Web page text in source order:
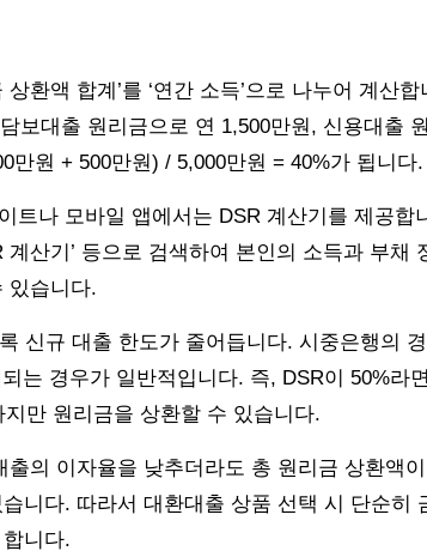
상환액 합계’를 ‘연간 소득’으로 나누어 계산
보대출 원리금으로 연 1,500만원, 신용대출
만원 + 500만원) / 5,000만원 = 40%가 됩니다.
트나 모바일 앱에서는 DSR 계산기를 제공합
계산기’ 등으로 검색하여 본인의 소득과 부채
있습니다.
신규 대출 한도가 줄어듭니다. 시중은행의
는 경우가 일반적입니다. 즉, DSR이 50%라
만 원리금을 상환할 수 있습니다.
출의 이자율을 낮추더라도 총 원리금 상환액
니다. 따라서 대환대출 상품 선택 시 단순히
니다.